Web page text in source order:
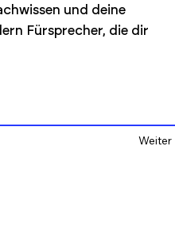
und deine
Fürsprecher, die dir
Weiter